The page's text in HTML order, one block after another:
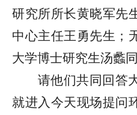
研究所所长黄晓军先
中心主任王勇先生；
大学博士研究生汤蠡同
请他们共同回答
就进入今天现场提问